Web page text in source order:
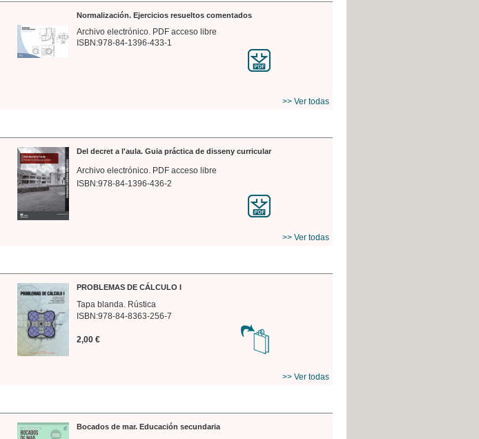
Normalización. Ejercicios resueltos comentados
Archivo electrónico. PDF acceso libre
ISBN:978-84-1396-433-1
>> Ver todas
Del decret a l'aula. Guia práctica de disseny curricular
Archivo electrónico. PDF acceso libre
ISBN:978-84-1396-436-2
>> Ver todas
PROBLEMAS DE CÁLCULO I
Tapa blanda. Rústica
ISBN:978-84-8363-256-7
2,00 €
>> Ver todas
Bocados de mar. Educación secundaria